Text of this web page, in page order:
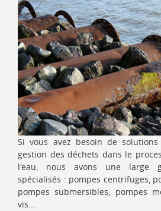
Si vous avez besoin de
gestion des déchets dans le
l'eau, nous avons une large
spécialisés : pompes centrifuges,
pompes submersibles, pompes
vis...